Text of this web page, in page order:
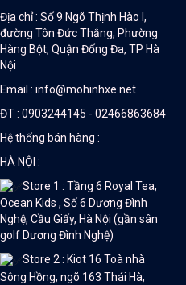
Địa chỉ : Số 9 Ngõ Thịnh Hào I,
đường Tôn Đức Thắng, Phường
Hàng Bột, Quận Đống Đa, TP Hà
Nội
Email : info@mohinhxe.net
ĐT : 0903244145 - 02466863684
Hệ thống bán hàng :
HÀ NỘI :
Store 1 : Tầng 6 Royal Tea,
Ocean Kids , Số 6 Dương Đình
Nghệ, Cầu Giấy, Hà Nội (gần sân
golf Dương Đình Nghệ)
Store 2 : Kiot 16 Toà nhà
Sông Hồng, ngõ 163 Thái Hà,